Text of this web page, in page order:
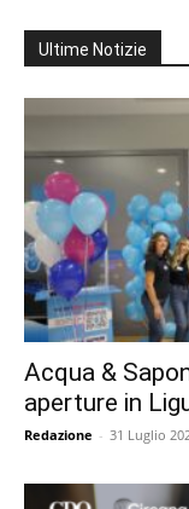
Ultime Notizie
Acqua &
aperture in
Redazione - 31 Luglio